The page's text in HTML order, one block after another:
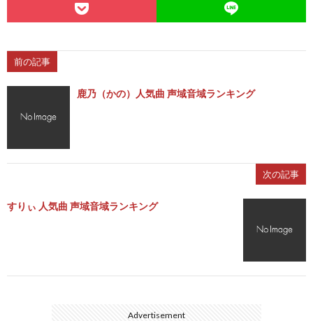
前の記事
鹿乃（かの）人気曲 声域音域ランキング
次の記事
すりぃ 人気曲 声域音域ランキング
Advertisement